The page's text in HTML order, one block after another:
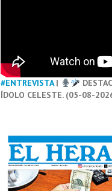
#ENTREVISTA|
ÍDOLO CELESTE. (05-08-